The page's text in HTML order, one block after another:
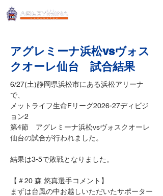
アグレミーナ浜松vsヴォス
クオーレ仙台 試合結果
6/27(土)静岡県浜松市にある浜松アリーナ
で、
メットライフ生命Fリーグ2026-27ディビジ
ョン2
第4節　アグレミーナ浜松vsヴォスクオーレ
仙台の試合が行われました。
結果は3-5で敗戦となりました。
【＃20 森 悠真選手コメント】
まずは台風の中お越しいただいたサポーター